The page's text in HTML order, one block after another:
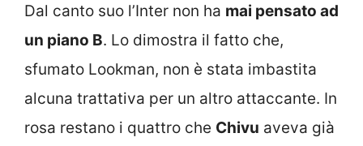
Dal canto suo l’Inter non ha mai pensato ad
un piano B. Lo dimostra il fatto che,
sfumato Lookman, non è stata imbastita
alcuna trattativa per un altro attaccante. In
rosa restano i quattro che Chivu aveva già